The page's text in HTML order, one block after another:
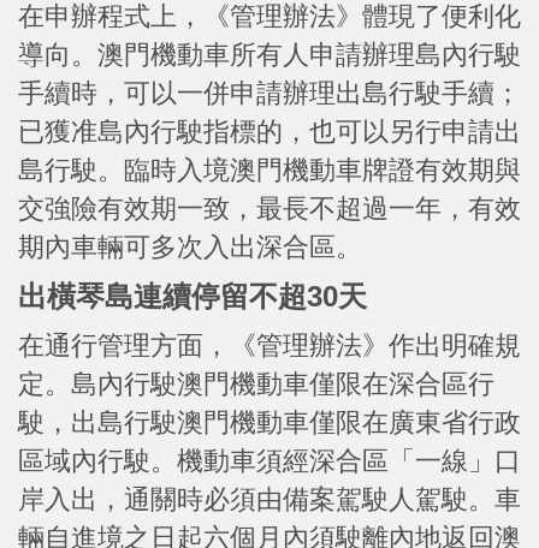
在申辦程式上，《管理辦法》體現了便利化
導向。澳門機動車所有人申請辦理島內行駛
手續時，可以一併申請辦理出島行駛手續；
已獲准島內行駛指標的，也可以另行申請出
島行駛。臨時入境澳門機動車牌證有效期與
交強險有效期一致，最長不超過一年，有效
期內車輛可多次入出深合區。
出橫琴島連續停留不超30天
在通行管理方面，《管理辦法》作出明確規
定。島內行駛澳門機動車僅限在深合區行
駛，出島行駛澳門機動車僅限在廣東省行政
區域內行駛。機動車須經深合區「一線」口
岸入出，通關時必須由備案駕駛人駕駛。車
輛自進境之日起六個月內須駛離內地返回澳